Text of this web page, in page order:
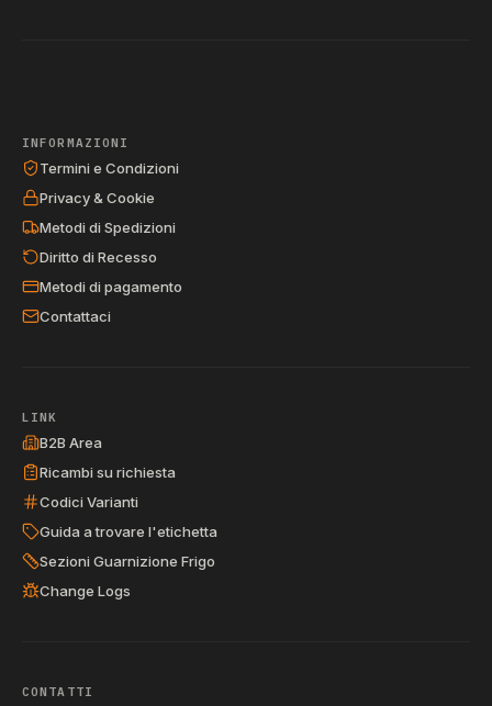
INFORMAZIONI
Termini e Condizioni
Privacy & Cookie
Metodi di Spedizioni
Diritto di Recesso
Metodi di pagamento
Contattaci
LINK
B2B Area
Ricambi su richiesta
Codici Varianti
Guida a trovare l'etichetta
Sezioni Guarnizione Frigo
Change Logs
CONTATTI